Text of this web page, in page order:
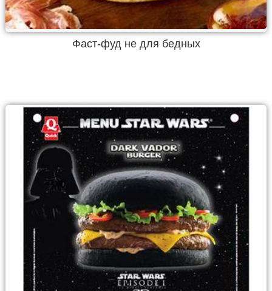
Фаст-фуд не для бедных